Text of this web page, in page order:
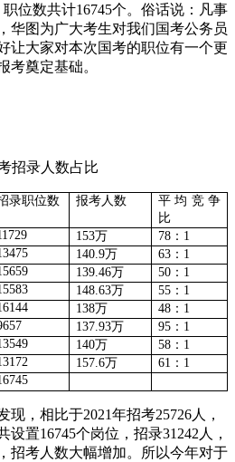
位数共计16745个。俗话说：凡事
华图为广大考生对我们国考公务员
让大家对本次国考的职位有一个更
考奠定基础。
招录人数占比
录职位数 报考人数
平均竞争
比
153万 78 ：1
140.9万 63 ：1
139.46万 50 ：1
148.63万 55 ：1
138万 48 ：1
137.93万 95 ：1
140万 58 ：1
157.6万
61：1
，相比于2021年招考25726人，
置16745个岗位，招录31242人，
招考人数大幅增加。所以今年对于